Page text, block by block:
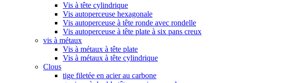
Vis à tête cylindrique
Vis autoperceuse hexagonale
Vis autoperceuse à tête ronde avec rondelle
Vis autoperceuse à tête plate à six pans creux
vis à métaux
Vis à métaux à tête plate
Vis à métaux à tête cylindrique
Clous
tige filetée en acier au carbone